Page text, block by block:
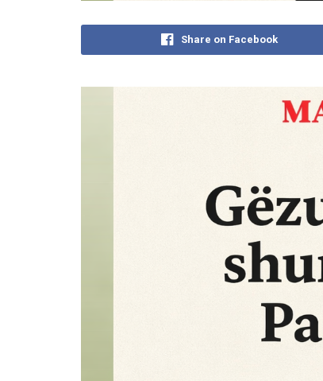
Share on Facebook